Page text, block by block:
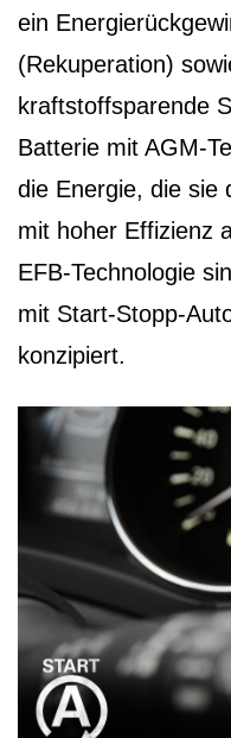
ein
(Rekuperation)
kraftstoffsparende
Batterie mit AGM-
die Energie, die sie
mit hoher Effizienz
EFB-Technologie
mit Start-Stopp-
konzipiert.